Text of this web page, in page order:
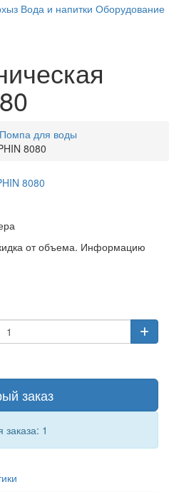
Вода и напитки Оборудование
Помпа для воды
8080
от объема. Информацию
заказ
1